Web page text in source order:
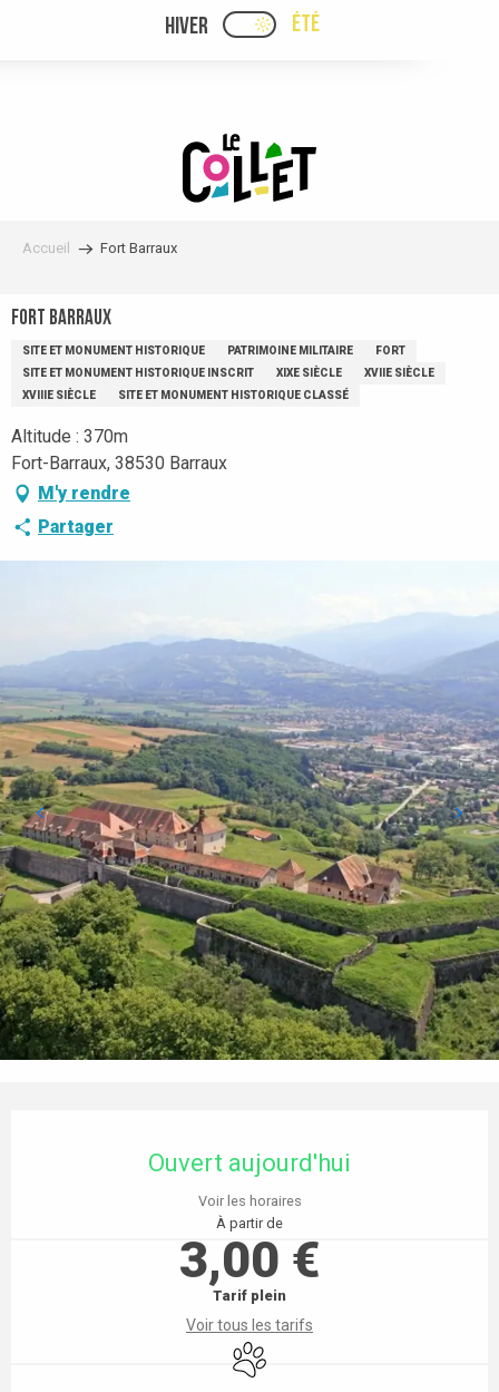
PAGE D’ACCUEIL ACTUELLE ÉTÉ :
HIVER PAGE D’ACCUEIL
ÉTÉ
Accueil Fort Barraux
Fort Barraux
SITE ET MONUMENT HISTORIQUE PATRIMOINE MILITAIRE
FORT
SITE ET MONUMENT HISTORIQUE INSCRIT
XIXE SIÈCLE
XVIIE SIÈCLE
XVIIIE SIÈCLE
SITE ET MONUMENT HISTORIQUE CLASSÉ
Altitude : 370m
Fort-Barraux, 38530 Barraux
M'y rendre
Partager
Ouvert aujourd'hui
Voir les horaires
À partir de
3,00 €
Tarif plein
Voir tous les tarifs
Animaux acceptés